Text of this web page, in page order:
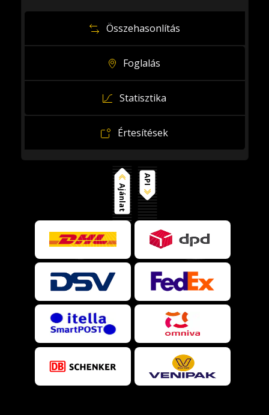
Összehasonlítás
Foglalás
Statisztika
Értesítések
API
Ajánlat